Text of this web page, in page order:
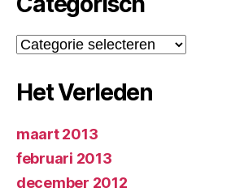
Categorisch
Het Verleden
maart 2013
februari 2013
december 2012